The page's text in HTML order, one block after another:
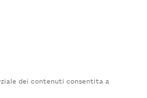
dei contenuti consentita a